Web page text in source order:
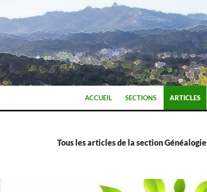
ACCUEIL
SECTIONS ARTICLES
Tous les articles de la section Généalogie